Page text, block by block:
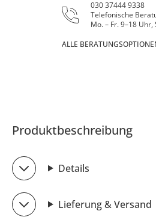
030 37444 9338
Telefonische
Mo. – Fr. 9–18
ALLE
Produktbeschreibung
Details
Lieferung & Versand